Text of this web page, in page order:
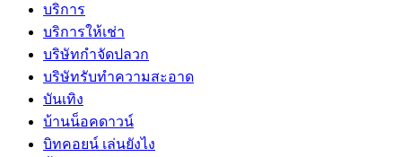
บริการ
บริการให้เช่า
บริษัทกำจัดปลวก
บริษัทรับทำความสะอาด
บันเทิง
บ้านน็อคดาวน์
บิทคอยน์ เล่นยังไง